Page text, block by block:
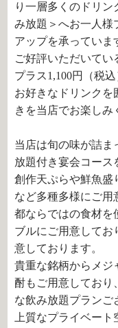
り一層多くのドリ
み放題＞へお一人様
アップを承っていま
ご好評いただいてい
プラス1,100円（税
お好きなドリンクを
きを当店でお楽しみ
当店は旬の味が詰ま
放題付き宴会コース
創作天ぷらや鮮魚盛
など多種多様にご用
都ならではの食材を
ブルにご用意してお
意しております。
貴重な銘柄からメジ
酎もご用意しており
な飲み放題プランご
上質なプライベー